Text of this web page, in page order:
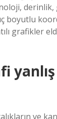
boyutlu
grafikler
ve